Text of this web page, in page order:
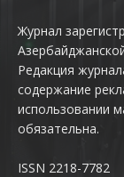
Журнал
Редакция
содержание
использовании
обязательна.
ISSN 2218-7782